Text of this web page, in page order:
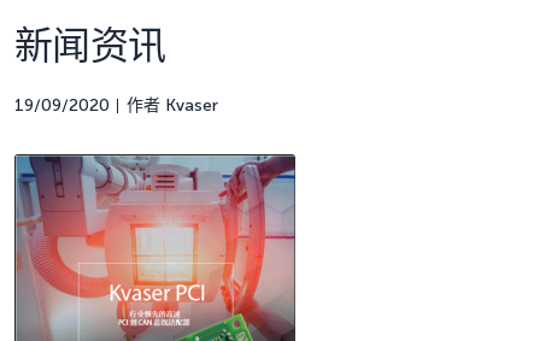
新闻资讯
19/09/2020 作者 Kvaser